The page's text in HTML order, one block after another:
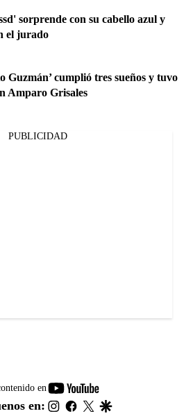
sorprende con su cabello azul y
el jurado
Guzmán’ cumplió tres sueños y tuvo
Amparo Grisales
PUBLICIDAD
en
youtube-
footer
en: instagram
facebook
twitter